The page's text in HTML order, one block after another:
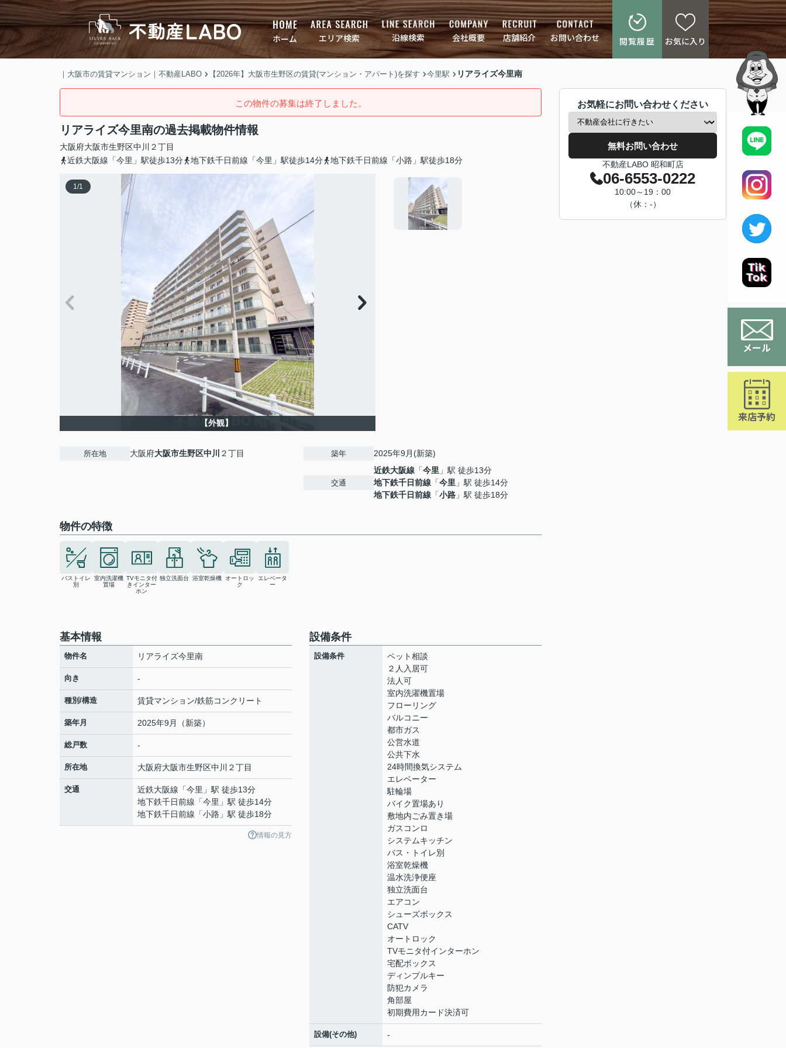
ホーム エリア検索 沿線検索 会社概要 店舗紹介 お問い合わせ 閲覧履歴 お気に入り
メール
来店予約
｜大阪市の賃貸マンション｜不動産LABO 【2026年】大阪市生野区の賃貸(マンション・アパート)を探す 今里駅 リアライズ今里南
この物件の募集は終了しました。
リアライズ今里南の過去掲載物件情報
大阪府大阪市生野区中川 ２丁目
近鉄大阪線「今里」駅徒歩13分
地下鉄千日前線「今里」駅徒歩14分 地下鉄千日前線「小路」駅徒歩18分
1/1
【外観】
所在地 大阪府大阪市生野区中川 ２丁目 築年 2025年9月(新築)
交通
近鉄大阪線 「今里 」駅 徒歩13分
地下鉄千日前線 「今里 」駅 徒歩14分
地下鉄千日前線 「小路 」駅 徒歩18分
物件の特徴
バストイレ
別
室内洗濯機
置場
TVモニタ付
きインター
ホン
独立洗面台 浴室乾燥機
オートロッ
ク
エレベータ
ー
基本情報
物件名 リアライズ今里南
向き -
種別/構造 賃貸マンション/鉄筋コンクリート
築年月 2025年9月（新築）
総戸数 -
所在地 大阪府大阪市生野区中川 ２丁目
交通 近鉄大阪線 「今里 」駅 徒歩13分
地下鉄千日前線 「今里 」駅 徒歩14分
地下鉄千日前線 「小路 」駅 徒歩18分
情報の見方
設備条件
設備条件
ペット相談
２人入居可
法人可
室内洗濯機置場
フローリング
バルコニー
都市ガス
公営水道
公共下水
24時間換気システム
エレベーター
駐輪場
バイク置場あり
敷地内ごみ置き場
ガスコンロ
システムキッチン
バス・トイレ別
浴室乾燥機
温水洗浄便座
独立洗面台
エアコン
シューズボックス
CATV
オートロック
TVモニタ付インターホン
宅配ボックス
ディンプルキー
防犯カメラ
角部屋
初期費用カード決済可
設備(その他) -
お気軽にお問い合わせください
無料お問い合わせ
不動産LABO 昭和町店
06-6553-0222
10:00～19：00
（休：-）